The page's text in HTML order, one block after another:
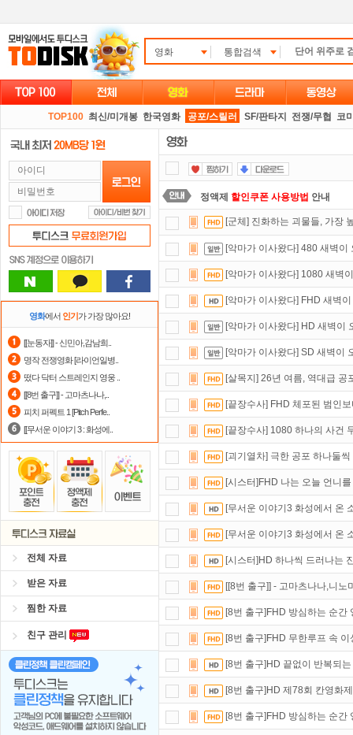
영화 통합검색
TOP100 최신/미개봉 한국영화 공포/스릴러 SF/판타지 전쟁/무협 코
영화에서 인기가 가장 많아요!
[[눈동자]] - 신민아,감남희..
명작 전쟁영화 [라이언일병..
떴다 닥터 스트레인지 영웅 ..
[[8번 출구]] - 고마츠나나,..
피치 퍼펙트 1 [Pitch Perfe..
[[무서운 이야기 3 : 화성에..
전체 자료
받은 자료
찜한 자료
친구 관리
정액제 할인쿠폰 사용방법 안내
스마트TV로 투디스크 영화,드라마,
숨어있는 카드 마일리지 조회하고
요즘 뭐가 재밌지?고민되면 눌러봐!
자녀보호기능으로 가족과 함께 투디
출석체크이벤트!매일매일출석체
포인트할인쿠폰 사용방법안내
[군체] 진화하는 괴물들, 가장
[악마가 이사왔다] 480 새벽
[악마가 이사왔다] 1080 새벽
[악마가 이사왔다] FHD 새벽
[악마가 이사왔다] HD 새벽이
[악마가 이사왔다] SD 새벽이
[살목지] 26년 여름, 역대급 공
[끝장수사] FHD 체포된 범인
[끝장수사] 1080 하나의 사건
[괴기열차] 극한 공포 하나둘
[시스터]FHD 나는 오늘 언니
[무서운 이야기3 화성에서 온
[무서운 이야기3 화성에서 온
[시스터]HD 하나씩 드러나는
[[8번 출구]] - 고마츠나나,니노
[8번 출구]FHD 방심하는 순간
[8번 출구]FHD 무한루프 속
[8번 출구]HD 끝없이 반복되
[8번 출구]HD 제78회 칸영화
[8번 출구]FHD 방심하는 순간